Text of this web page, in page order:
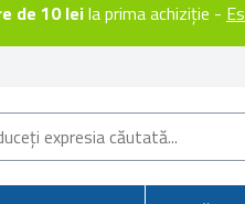
de 10 leila prima achiziție -